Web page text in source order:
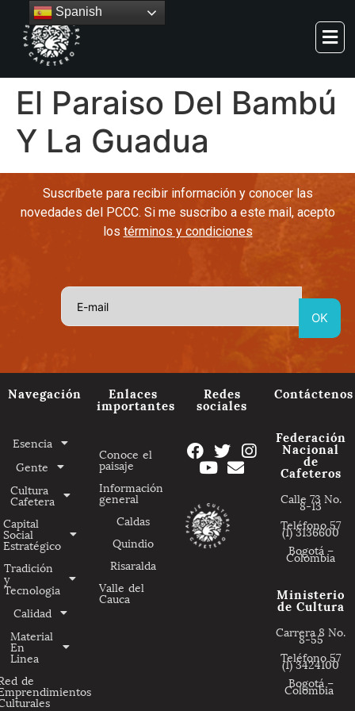
El Paraiso Del Bambú
Y La Guadua
Suscríbete para recibir información y conocer las
novedades del PCCC. Si me suscribo a este mail, acepto
los términos y condiciones
Navegación
Esencia
Gente
Cultura
Cafetera
Capital
Social
Estratégico
Tradición
y
Tecnologia
Calidad
Material
En
Linea
de
Enlaces
importantes
Conoce el
paisaje
Información
general
Caldas
Quindio
Risaralda
Valle del
Cauca
Redes
sociales
Contáctenos
Federación
Nacional
de
Cafeteros
Calle 73 No.
8-13
Teléfono 57
(1) 3136600
Bogotá –
Colombia
Ministerio
de Cultura
Carrera 8 No.
8-55
Teléfono 57
(1) 3424100
Bogotá –
Colombia
Spanish